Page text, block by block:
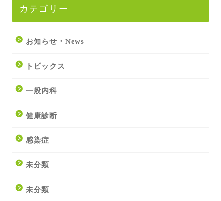
カテゴリー
お知らせ・News
トピックス
一般内科
健康診断
感染症
未分類
未分類